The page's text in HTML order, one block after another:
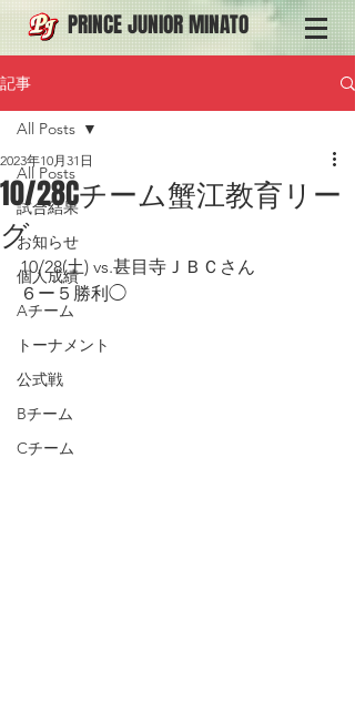
PRINCE JUNIOR MINATO
記事
All Posts
試合結果
お知らせ
個人成績
Aチーム
トーナメント
公式戦
Bチーム
Cチーム
All Posts
10/28Cチーム蟹江教育リー
グ
2023年10月31日
10/28(土) vs.甚目寺ＪＢＣさん
６ー５勝利◯